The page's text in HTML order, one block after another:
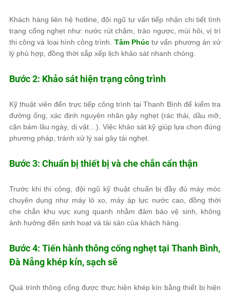
Khách hàng liên hệ hotline, đội ngũ tư vấn tiếp nhận chi tiết tình
trạng cống nghẹt như: nước rút chậm, trào ngược, mùi hôi, vị trí
thi công và loại hình công trình. Tâm Phúctư vấn phương án xử
lý phù hợp, đồng thời sắp xếp lịch khảo sát nhanh chóng.
Bước 2: Khảo sát hiện trạng công trình
Kỹ thuật viên đến trực tiếp công trình tại Thanh Bình để kiểm tra
đường ống, xác định nguyên nhân gây nghẹt (rác thải, dầu mỡ,
cặn bám lâu ngày, dị vật…). Việc khảo sát kỹ giúp lựa chọn đúng
phương pháp, tránh xử lý sai gây tái nghẹt.
Bước 3: Chuẩn bị thiết bị và che chắn cẩn thận
Trước khi thi công, đội ngũ kỹ thuật chuẩn bị đầy đủ máy móc
chuyên dụng như máy lò xo, máy áp lực nước cao, đồng thời
che chắn khu vực xung quanh nhằm đảm bảo vệ sinh, không
ảnh hưởng đến sinh hoạt và tài sản của khách hàng.
Bước 4: Tiến hành thông cống nghẹt tại Thanh Bình,
Đà Nẵng khép kín, sạch sẽ
Quá trình thông cống được thực hiện khép kín bằng thiết bị hiện